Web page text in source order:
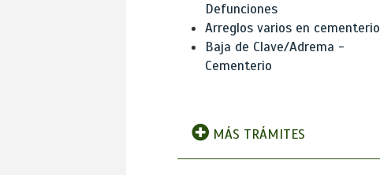
Defunciones
Arreglos varios en cementerio
Baja de Clave/Adrema -
Cementerio
MÁS TRÁMITES